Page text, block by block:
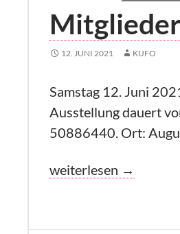
12. JUNI 2021 KUFO
Samstag 12. Juni
Ausstellung dauert
50886440. Ort:
Mitglieder laden ein:
weiterlesen →